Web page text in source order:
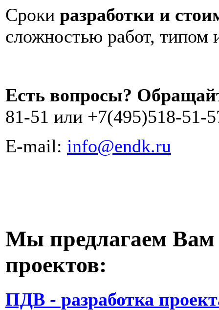
Сроки разработки и
сложностью работ, типом
Есть вопросы?
81-51 или +7(495)518-51-
E-mail: info@endk.ru
Мы предлагаем Вам
проектов:
ПДВ - разработка